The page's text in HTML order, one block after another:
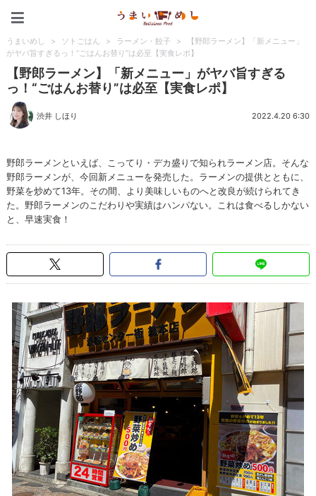
うまいめし > ソトごはん > ラーメン・餃子 >
【野郎ラーメン】「新メニュー」
がヤバ旨すぎるっ！“ごはんお替り”は必至【実食レポ】
【野郎ラーメン】「新メニュー」がヤバ旨すぎる
っ！“ごはんお替り”は必至【実食レポ】
渋井 しほり 2022.4.20 6:30
野郎ラーメンといえば、こってり・デカ盛りで知られラーメン店。そんな
野郎ラーメンが、今回新メニューを発売した。ラーメンの提供とともに、
野菜を炒めて13年。その間、より美味しいものへと改良が続けられてき
た。野郎ラーメンのこだわりや実績はハンパない。これは食べるしかない
と、早速実食！